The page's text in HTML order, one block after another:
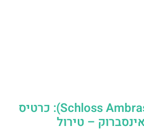
טירת אמברס (Schloss Ambras): כרטיס
– טירול